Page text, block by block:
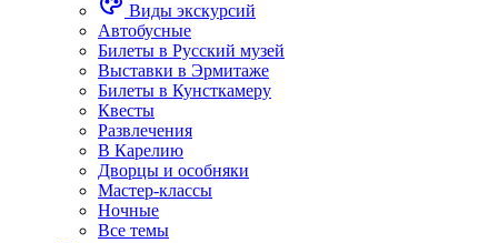
Виды экскурсий
Автобусные
Билеты в Русский музей
Выставки в Эрмитаже
Билеты в Кунсткамеру
Квесты
Развлечения
В Карелию
Дворцы и особняки
Мастер-классы
Ночные
Все темы